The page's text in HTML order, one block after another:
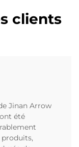
clients
Jinan Arrow
été